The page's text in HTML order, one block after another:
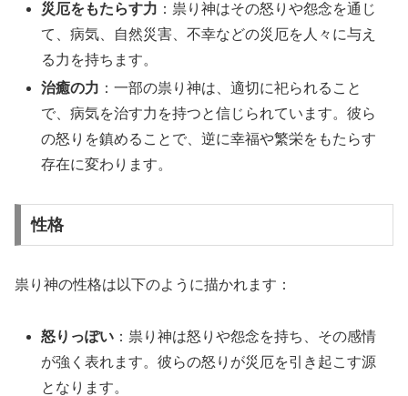
災厄をもたらす力 ：祟り神はその怒りや怨念を通じ
て、病気、自然災害、不幸などの災厄を人々に与え
る力を持ちます。
治癒の力 ：一部の祟り神は、適切に祀られること
で、病気を治す力を持つと信じられています。彼ら
の怒りを鎮めることで、逆に幸福や繁栄をもたらす
存在に変わります。
性格
祟り神の性格は以下のように描かれます：
怒りっぽい ：祟り神は怒りや怨念を持ち、その感情
が強く表れます。彼らの怒りが災厄を引き起こす源
となります。